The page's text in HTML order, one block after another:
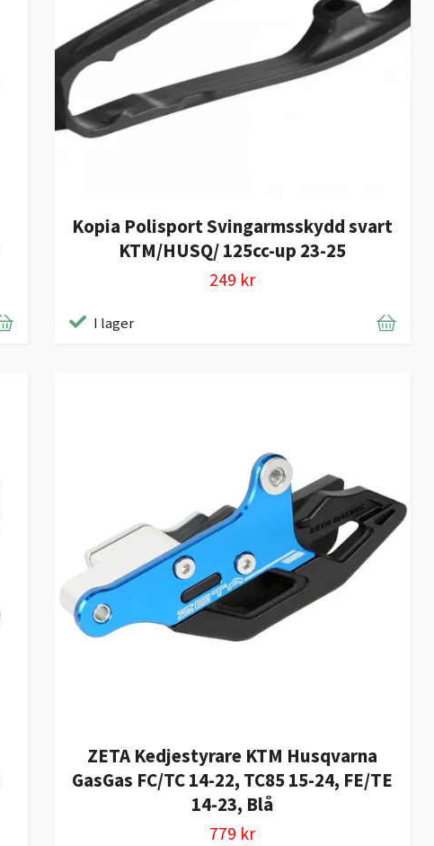
Kopia Polisport Svingarmsskydd svart
KTM/HUSQ/ 125cc-up 23-25
249 kr
I lager
ZETA Kedjestyrare KTM Husqvarna
GasGas FC/TC 14-22, TC85 15-24, FE/TE
14-23, Blå
779 kr